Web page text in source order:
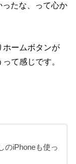
たな、って心か
ホームボタンが
て感じです。
のiPhoneも使っ